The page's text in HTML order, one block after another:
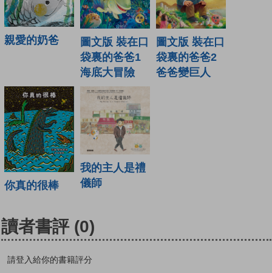
親愛的奶爸
圖文版 裝在口
袋裏的爸爸1
海底大冒險
圖文版 裝在口
袋裏的爸爸2
爸爸變巨人
你真的很棒
我的主人是禮
儀師
讀者書評 (0)
請登入給你的書籍評分